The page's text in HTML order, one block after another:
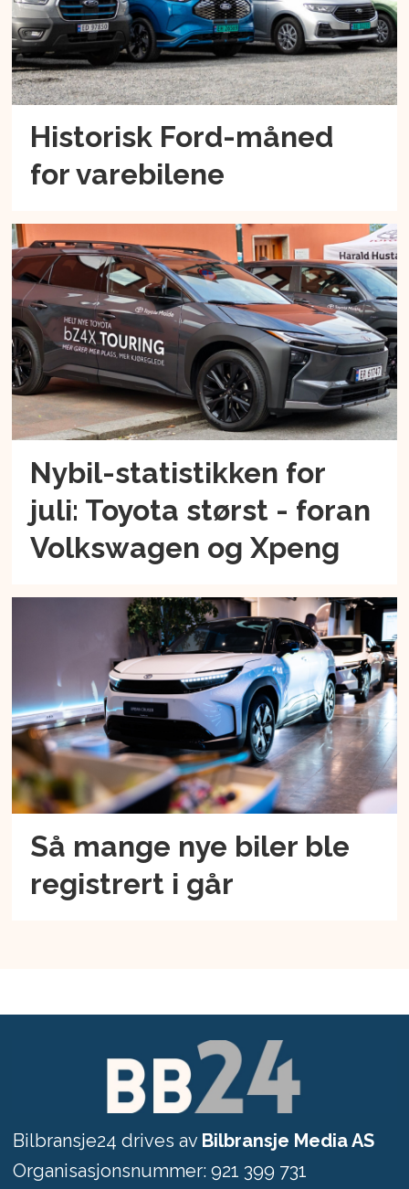
Historisk Ford-måned
for varebilene
Nybil-statistikken for
juli: Toyota størst - foran
Volkswagen og Xpeng
Så mange nye biler ble
registrert i går
Bilbransje24 drives av Bilbransje Media AS
Organisasjonsnummer: 921 399 731